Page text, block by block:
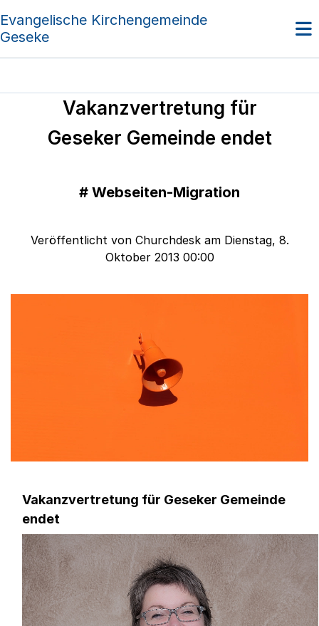
Evangelische Kirchengemeinde
Geseke
Vakanzvertretung für
Geseker Gemeinde endet
# Webseiten-Migration
Veröffentlicht von Churchdesk am Dienstag, 8.
Oktober 2013 00:00
Vakanzvertretung für Geseker Gemeinde
endet